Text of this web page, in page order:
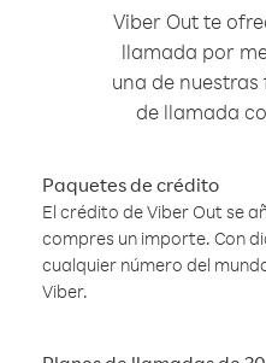
Viber Out te
llamada por
una de
de llamada
Paquetes de crédito
El crédito de Viber Out se
compres un importe. Con
cualquier número del
Viber.